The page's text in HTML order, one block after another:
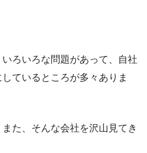
ろいろな問題があって、自社
ているところが多々ありま
た、そんな会社を沢山見てき